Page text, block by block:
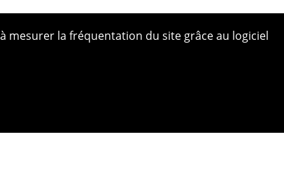
mesurer la fréquentation du site grâce au logiciel